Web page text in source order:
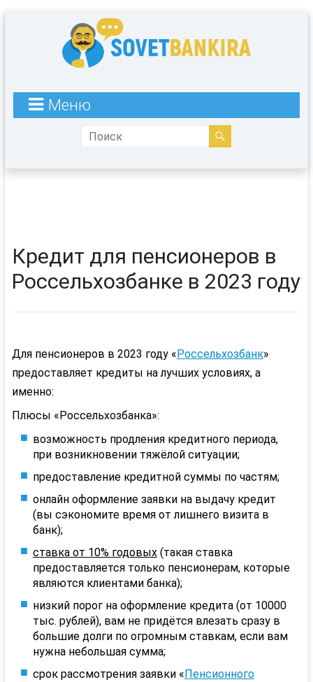
Меню
Кредит для пенсионеров в
Россельхозбанке в 2023 году
Для пенсионеров в 2023 году « Россельхозбанк»
предоставляет кредиты на лучших условиях, а
именно:
Плюсы «Россельхозбанка»:
возможность продления кредитного периода,
при возникновении тяжёлой ситуации;
предоставление кредитной суммы по частям;
онлайн оформление заявки на выдачу кредит
(вы сэкономите время от лишнего визита в
банк);
ставка от 10% годовых(такая ставка
предоставляется только пенсионерам, которые
являются клиентами банка);
низкий порог на оформление кредита (от 10000
тыс. рублей), вам не придётся влезать сразу в
большие долги по огромным ставкам, если вам
нужна небольшая сумма;
срок рассмотрения заявки « Пенсионного